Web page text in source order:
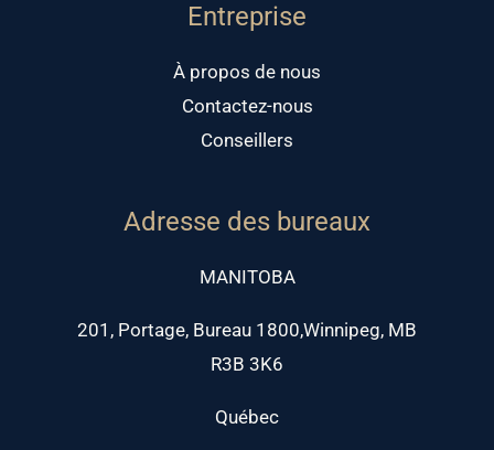
Entreprise
À propos de nous
Contactez-nous
Conseillers
Adresse des bureaux
MANITOBA
201, Portage, Bureau 1800,Winnipeg, MB
R3B 3K6
Québec